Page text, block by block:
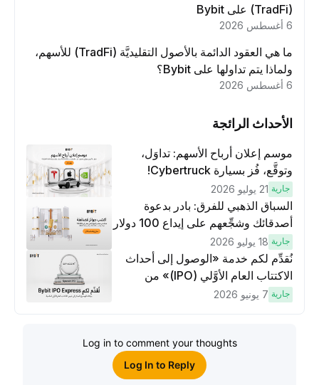
ما هي العقود الدائمة بالأصول التقليديَّة (TradFi) للأسهم،
ولماذا يتم تداولها على Bybit؟
الأحداث الرائجة
موسم إعلان أرباح الأسهم: تداوَل،
وتوقَّع، فُز بسيارة Cybertruck!
جارية 21 يوليو 2026
السباق الذهبي للفرق: بادر بدعوة
أصدقائك وشجِّعهم على إيداع 100 دولار
لكسَب مكافآت مُضاعَفة
جارية 18 يوليو 2026
نُقدِّم لكم خدمة «الوصول إلى أحداث
الاكتتاب العام الأوَّلي (IPO)» من
Bybit، بوابتك للوصول المبكر إلى فرص
جارية 7 يونيو 2026
Log in to comment your thoughts
Log In to Reply